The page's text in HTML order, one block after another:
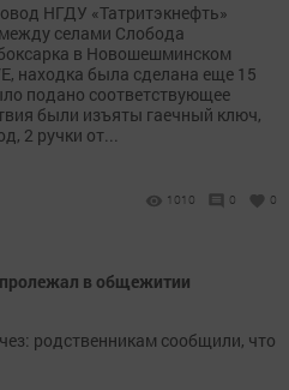
НГДУ «Татритэкнефть»
селами Слобода
в Новошешминском
находка была сделана еще 15
подано соответствующее
были изъяты гаечный ключ,
2 ручки от...
1010 0 0
в общежитии
родственникам сообщили, что